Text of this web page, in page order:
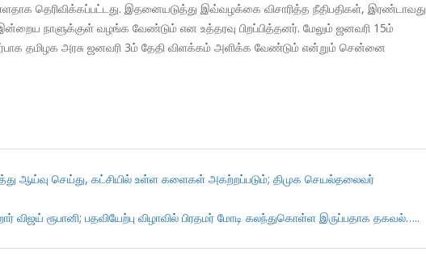
தெரிவிக்கப்பட்டது. இதனையடுத்து இவ்வழக்கை விசாரித்த நீதிபதிகள், இரண்டாவது
நாளுக்குள் வழங்க வேண்டும் என உத்தரவு பிறப்பித்தனர். மேலும் ஜனவரி 15ம்
தமிழக அரசு ஜனவரி 3ம் தேதி விளக்கம் அளிக்க வேண்டும் என்றும் சென்னை
ஆய்வு செய்து, கட்சியில் உள்ள களைகள் அகற்றப்படும்; திமுக செயல்தலைவர்
விஜய் ரூபானி; பதவியேற்பு விழாவில் பிரதமர் மோடி கலந்துகொள்ள இருப்பதாக தகவல்…..